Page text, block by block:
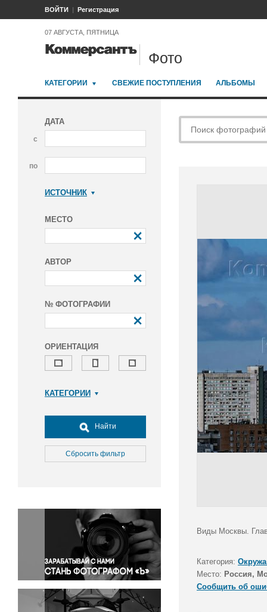
ВОЙТИ Регистрация
07 АВГУСТА, ПЯТНИЦА
Фото
КАТЕГОРИИ СВЕЖИЕ ПОСТУПЛЕНИЯ АЛЬБОМЫ
ДАТА
с
по
ИСТОЧНИК
МЕСТО
АВТОР
№ ФОТОГРАФИИ
ОРИЕНТАЦИЯ
КАТЕГОРИИ
Досуг, туризм и отдых
Культура
Медицина
Окружающая среда
Политика
Правосудие
Происшествия и конфликты
Религия
Светская жизнь
Спорт
Найти
Сбросить фильтр
Виды Москвы.
Категория:
Место: Россия,
Сообщить об